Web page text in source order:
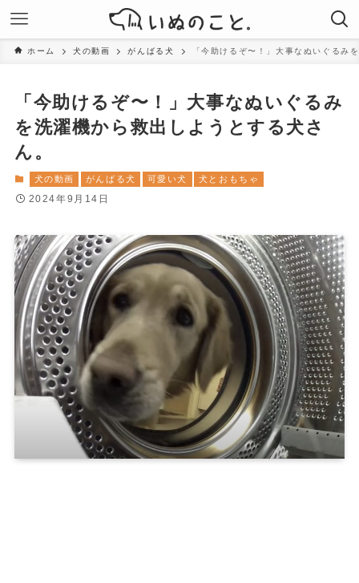
ホーム 犬の動画 がんばる犬 「今助けるぞ〜！」大事なぬいぐるみ
「今助けるぞ〜！」大事なぬいぐるみ
を洗濯機から救出しようとする犬さ
ん。
犬の動画 がんばる犬 可愛い犬 犬とおもちゃ
2024年9月14日